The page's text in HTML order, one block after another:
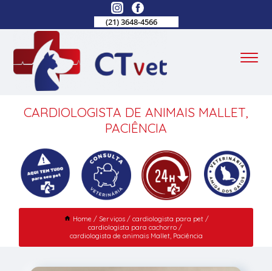
(21) 3648-4566
CARDIOLOGISTA DE ANIMAIS MALLET,
PACIÊNCIA
Home Serviços
cardiologista para pet
cardiologista para cachorro
cardiologista de animais Mallet, Paciência